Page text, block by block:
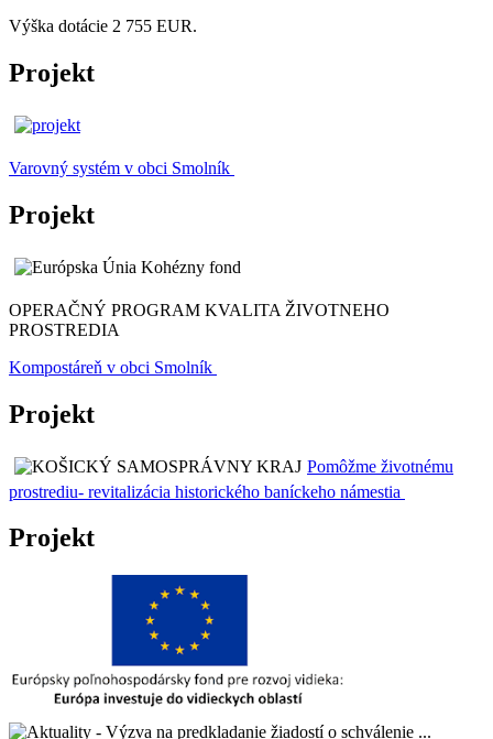
Výška dotácie 2 755 EUR.
Projekt
Varovný systém v obci Smolník
Projekt
OPERAČNÝ PROGRAM KVALITA ŽIVOTNEHO
PROSTREDIA
Kompostáreň v obci Smolník
Projekt
Pomôžme životnému
prostrediu- revitalizácia historického baníckeho námestia
Projekt